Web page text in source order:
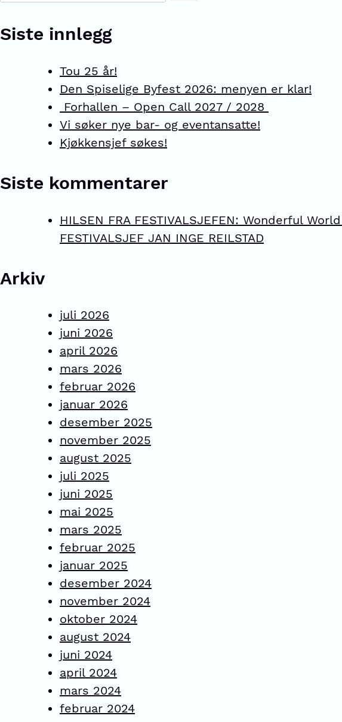
Siste innlegg
Tou 25 år!
Den Spiselige Byfest 2026: menyen er klar!
Forhallen – Open Call 2027 / 2028
Vi søker nye bar- og eventansatte!
Kjøkkensjef søkes!
Siste kommentarer
HILSEN FRA FESTIVALSJEFEN: Wonderful
FESTIVALSJEF JAN INGE REILSTAD
Arkiv
juli 2026
juni 2026
april 2026
mars 2026
februar 2026
januar 2026
desember 2025
november 2025
august 2025
juli 2025
juni 2025
mai 2025
mars 2025
februar 2025
januar 2025
desember 2024
november 2024
oktober 2024
august 2024
juni 2024
april 2024
mars 2024
februar 2024